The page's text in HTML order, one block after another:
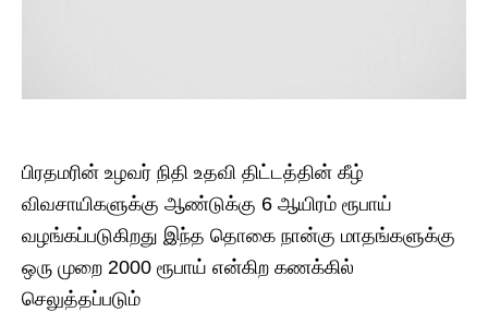
பிரதமரின் உழவர் நிதி உதவி திட்டத்தின் கீழ்
விவசாயிகளுக்கு ஆண்டுக்கு 6 ஆயிரம் ரூபாய்
வழங்கப்படுகிறது இந்த தொகை நான்கு மாதங்களுக்கு
ஒரு முறை 2000 ரூபாய் என்கிற கணக்கில்
செலுத்தப்படும்